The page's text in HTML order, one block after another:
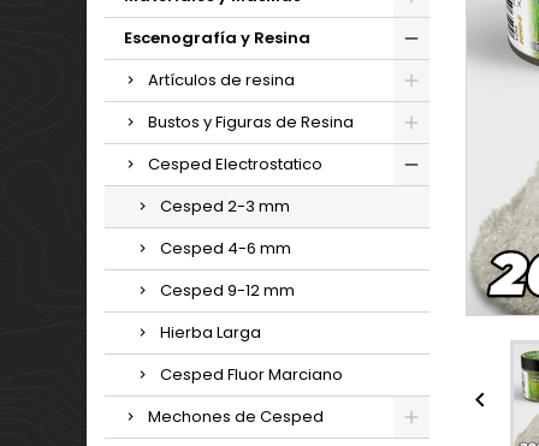
Escenografía y Resina
Artículos de resina
Bustos y Figuras de Resina
Cesped Electrostatico
Cesped 2-3 mm
Cesped 4-6 mm
Cesped 9-12 mm
Hierba Larga
Cesped Fluor Marciano
Mechones de Cesped
